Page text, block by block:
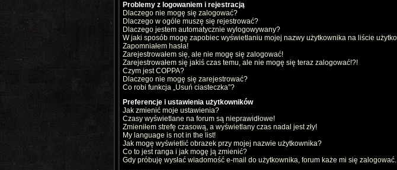
Problemy z logowaniem i rejestracją
Dlaczego nie mogę się zalogować?
Dlaczego w ogóle muszę się rejestrować?
Dlaczego jestem automatycznie wylogowywany?
W jaki sposób mogę zapobiec wyświetlaniu mojej nazwy użytkownika na liście
Zapomniałem hasła!
Zarejestrowałem się, ale nie mogę się zalogować!
Zarejestrowałem się jakiś czas temu, ale nie mogę się teraz zalogować!?!
Czym jest COPPA?
Dlaczego nie mogę się zarejestrować?
Co robi funkcja „Usuń ciasteczka”?
Preferencje i ustawienia użytkowników
Jak zmienić moje ustawienia?
Czasy wyświetlane na forum są nieprawidłowe!
Zmieniłem strefę czasową, a wyświetlany czas nadal jest zły!
My language is not in the list!
Jak mogę wyświetlić obrazek przy mojej nazwie użytkownika?
Co to jest ranga i jak mogę ją zmienić?
Gdy próbuję wysłać wiadomość e-mail do użytkownika, forum każe mi się